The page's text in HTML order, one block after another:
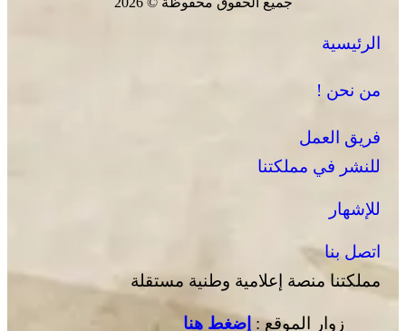
الجديدة .. افتتاح فعاليات موسم مولاي عبد الله أمغار
الرئيسية
من نحن !
فريق العمل
للنشر في مملكتنا
للإشهار
اتصل بنا
مملكتنا منصة إعلامية وطنية مستقلة
زوار الموقع : إضغط هنا